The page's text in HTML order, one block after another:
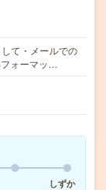
て・メールでの
フォーマッ…
しずか